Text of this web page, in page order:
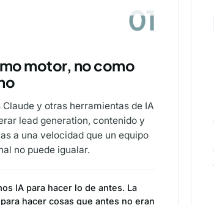
01
01
motor, no como
Claude y otras herramientas de IA
lead generation, contenido y
a una velocidad que un equipo
no puede igualar.
IA para hacer lo de antes. La
hacer cosas que antes no eran